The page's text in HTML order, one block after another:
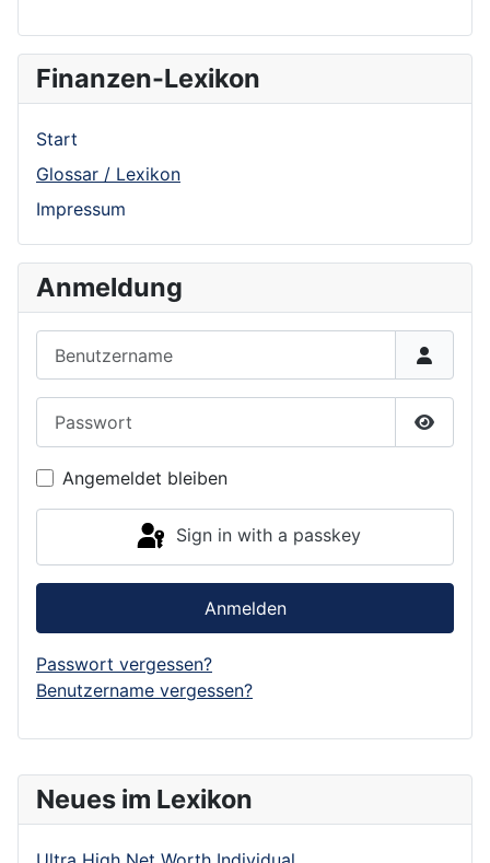
Neues im Lexikon
Finanzen-Lexikon
Start
Glossar / Lexikon
Impressum
Anmeldung
Show
Angemeldet bleiben
Sign in with a passkey
Anmelden
Passwort vergessen?
Benutzername vergessen?